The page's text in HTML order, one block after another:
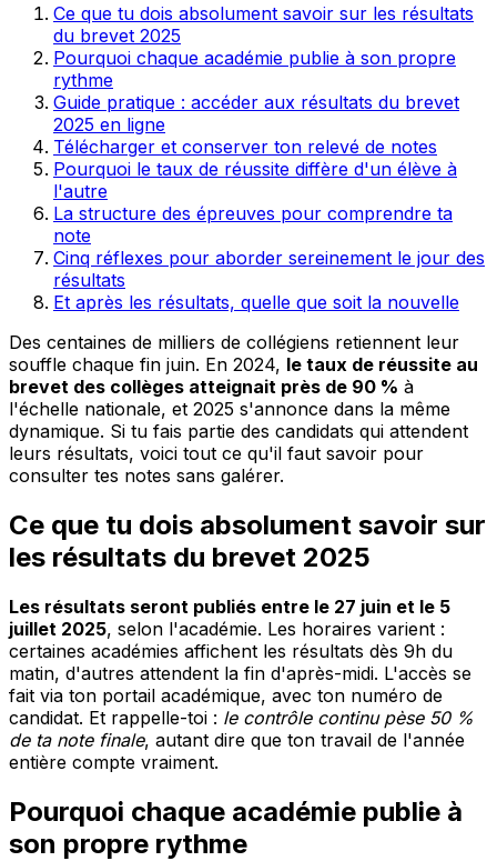
Ce que tu dois absolument savoir sur les résultats
du brevet 2025
Pourquoi chaque académie publie à son propre
rythme
Guide pratique : accéder aux résultats du brevet
2025 en ligne
Télécharger et conserver ton relevé de notes
Pourquoi le taux de réussite diffère d'un élève à
l'autre
La structure des épreuves pour comprendre ta
note
Cinq réflexes pour aborder sereinement le jour des
résultats
Et après les résultats, quelle que soit la nouvelle
Des centaines de milliers de collégiens retiennent leur
souffle chaque fin juin. En 2024, le taux de réussite au
brevet des collèges atteignait près de 90 % à
l'échelle nationale, et 2025 s'annonce dans la même
dynamique. Si tu fais partie des candidats qui attendent
leurs résultats, voici tout ce qu'il faut savoir pour
consulter tes notes sans galérer.
Ce que tu dois absolument savoir sur
les résultats du brevet 2025
Les résultats seront publiés entre le 27 juin et le 5
juillet 2025, selon l'académie. Les horaires varient :
certaines académies affichent les résultats dès 9h du
matin, d'autres attendent la fin d'après-midi. L'accès se
fait via ton portail académique, avec ton numéro de
candidat. Et rappelle-toi : le contrôle continu pèse 50 %
de ta note finale, autant dire que ton travail de l'année
entière compte vraiment.
Pourquoi chaque académie publie à
son propre rythme